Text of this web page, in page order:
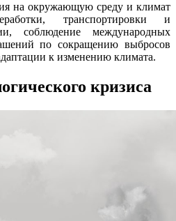
на окружающую среду и климат
транспортировки и
соблюдение международных
по сокращению выбросов
к изменению климата.
кризиса